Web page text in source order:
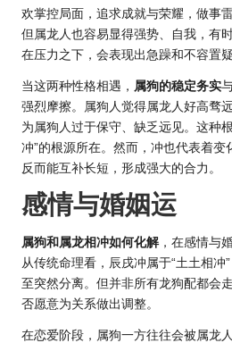
欢掌控局面，追求成就与荣耀，做事
但属龙人也容易显得强势、自我，有
在压力之下，会表现出急躁和不容置疑
当这两种性格相遇， 属狗的稳定务实
强烈摩擦。属狗人觉得属龙人好高骛
为属狗人过于保守、缺乏远见。这种
冲”的根源所在。然而，冲也代表着变
反而能互补长短，形成强大的合力。
感情与婚姻运
属狗和属龙相冲如何化解，在感情与
从传统命理看，辰戌冲属于“土土相冲
至突然分离。但并非所有龙狗配都会
否愿意为关系做出调整。
在恋爱阶段，属狗一方往往会被属龙